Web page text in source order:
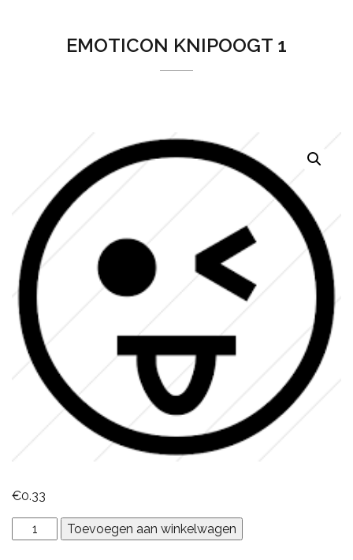
EMOTICON KNIPOOGT 1
€0.33
Emoticon
knipoogt
Toevoegen aan winkelwagen